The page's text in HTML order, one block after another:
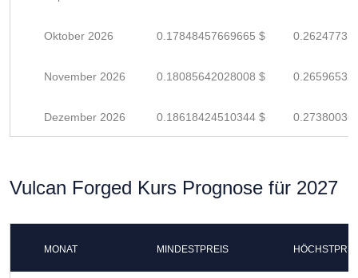
Oktober 2026 0.17848457669665 $
November 2026 0.18085642028008 $
Dezember 2026 0.18618424510344 $
Vulcan Forged Kurs Prognose für 2027
MONAT MINDESTPREIS